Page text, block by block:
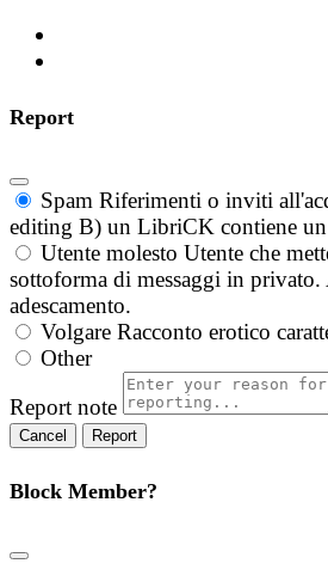
Report
Spam Riferimenti o inviti
editing B) un LibriCK contiene
Utente molesto Utente che
sottoforma di messaggi in
adescamento.
Volgare Racconto erotico
Other
Report note
Report
Block Member?